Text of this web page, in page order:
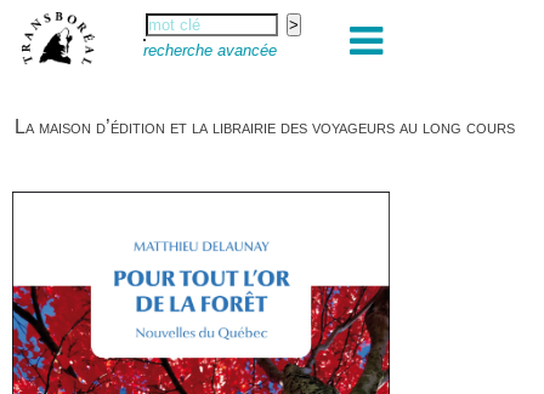
recherche avancée
La maison d’édition et la librairie des voyageurs au long cours